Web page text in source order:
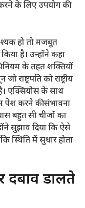
के लिए उपयोग की
हो तो मजबूत
है। उन्होंने कहा
के तहत शक्तियों
को राष्ट्रीय
एक्सियोस के साथ
पेश करने की संभावना
बहुत सी चीजों का
सुझाव दिया कि ऐसे
स्थिति में सुधार होता
दबाव डालते